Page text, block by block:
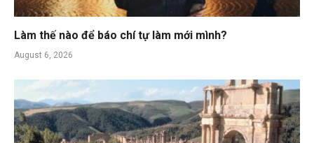
Làm thế nào để báo chí tự làm mới mình?
August 6, 2026